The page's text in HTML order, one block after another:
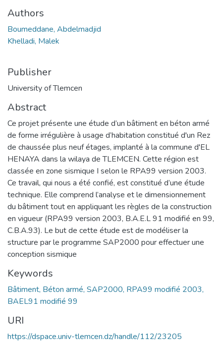
Authors
Boumeddane, Abdelmadjid
Khelladi, Malek
Publisher
University of Tlemcen
Abstract
Ce projet présente une étude d’un bâtiment en béton armé
de forme irrégulière à usage d’habitation constitué d'un Rez
de chaussée plus neuf étages, implanté à la commune d'EL
HENAYA dans la wilaya de TLEMCEN. Cette région est
classée en zone sismique I selon le RPA99 version 2003.
Ce travail, qui nous a été confié, est constitué d’une étude
technique. Elle comprend l’analyse et le dimensionnement
du bâtiment tout en appliquant les règles de la construction
en vigueur (RPA99 version 2003, B.A.E.L 91 modifié en 99,
C.B.A.93). Le but de cette étude est de modéliser la
structure par le programme SAP2000 pour effectuer une
conception sismique
Keywords
Bâtiment, Béton armé, SAP2000, RPA99 modifié 2003,
BAEL91 modifié 99
URI
https://dspace.univ-tlemcen.dz/handle/112/23205